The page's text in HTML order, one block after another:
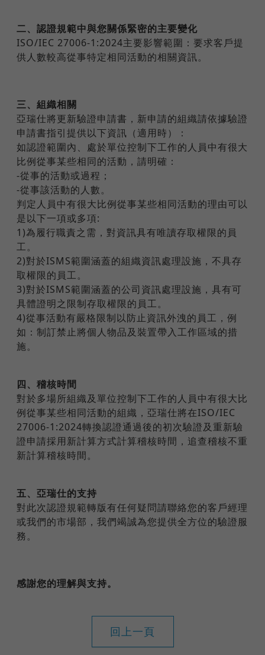
二、認證規範中與您關係緊密的主要變化
ISO/IEC 27006-1:2024主要影響範圍：要求客戶提
供人數較高從事特定相同活動的相關資訊。
三、組織相關
亞瑞仕將更新驗證申請書，新申請的組織請依據驗證
申請書指引提供以下資訊（適用時）：
如認證範圍內、處於單位控制下工作的人員中有很大
比例從事某些相同的活動，請明確：
-從事的活動或過程；
-從事該活動的人數。
判定人員中有很大比例從事某些相同活動的理由可以
是以下一項或多項:
1)為履行職責之需，對資訊具有唯讀存取權限的員
工。
2)對於ISMS範圍涵蓋的組織資訊處理設施，不具存
取權限的員工。
3)對於ISMS範圍涵蓋的公司資訊處理設施，具有可
具體證明之限制存取權限的員工。
4)從事活動有嚴格限制以防止資訊外洩的員工，例
如：制訂禁止將個人物品及裝置帶入工作區域的措
施。
四、稽核時間
對於多場所組織及單位控制下工作的人員中有很大比
例從事某些相同活動的組織，亞瑞仕將在ISO/IEC
27006-1:2024轉換認證通過後的初次驗證及重新驗
證申請採用新計算方式計算稽核時間，追查稽核不重
新計算稽核時間。
五、亞瑞仕的支持
對此次認證規範轉版有任何疑問請聯絡您的客戶經理
或我們的市場部，我們竭誠為您提供全方位的驗證服
務。
感謝您的理解與支持。
回上一頁